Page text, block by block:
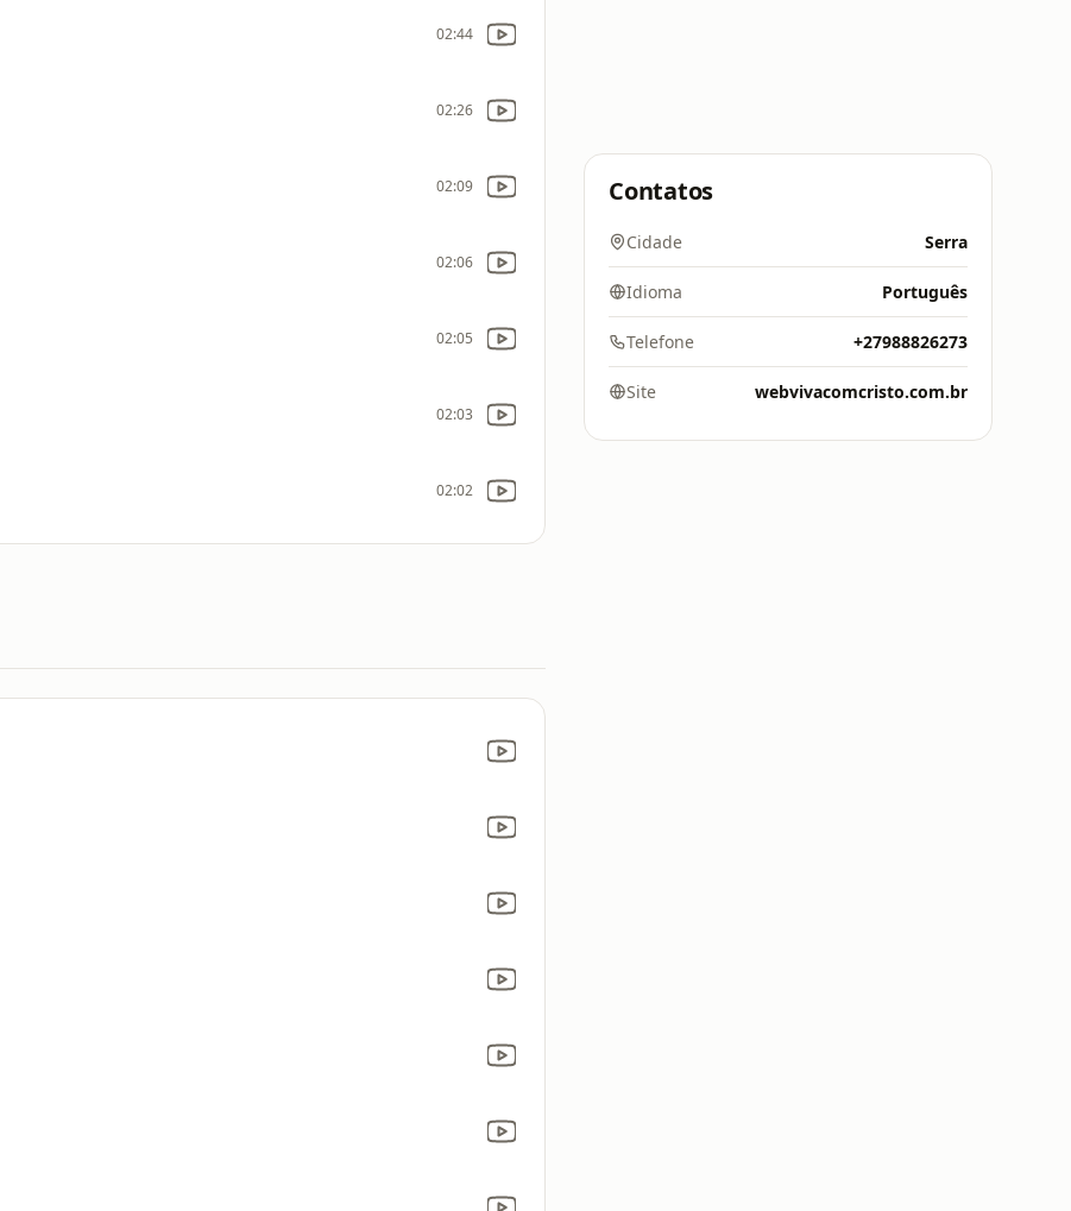
02:44
02:26
02:09
02:06
02:05
02:03
02:02
Contatos
Cidade Serra
Idioma Português
Telefone +27988826273
Site webvivacomcristo.com.br